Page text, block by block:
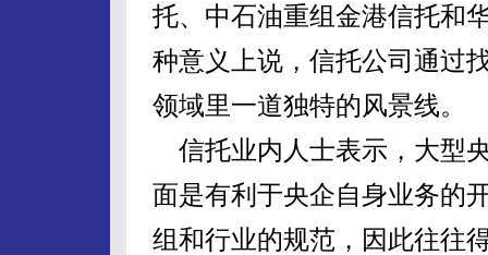
托、中石油重组金港信托和
种意义上说，信托公司通过
领域里一道独特的风景线。
信托业内人士表示，大型
面是有利于央企自身业务的
组和行业的规范，因此往往